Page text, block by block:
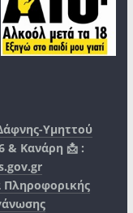
Υμηττού
& Κανάρη 📩 :
Πληροφορικής